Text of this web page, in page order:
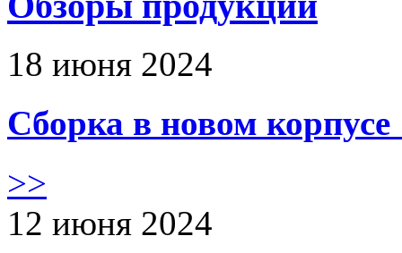
18 июня 2024
Сборка в новом
>>
12 июня 2024